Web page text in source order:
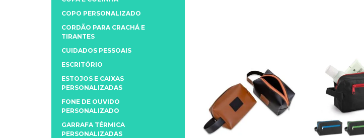
COPO PERSONALIZADO
CORDÃO PARA CRACHÁ E
TIRANTES
CUIDADOS PESSOAIS
ESCRITÓRIO
ESTOJOS E CAIXAS
PERSONALIZADAS
FONE DE OUVIDO
PERSONALIZADO
GARRAFA TÉRMICA
PERSONALIZADAS